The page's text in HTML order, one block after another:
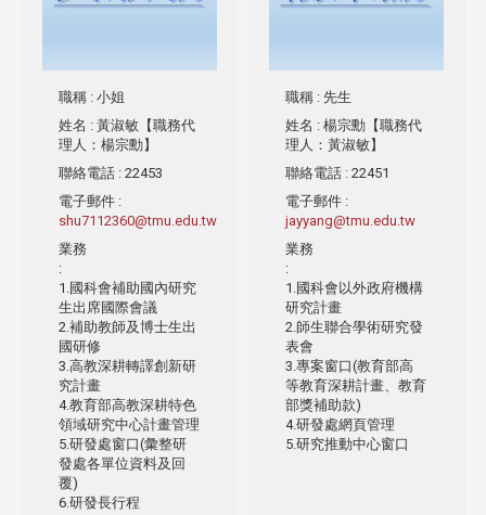
職稱 : 小姐
姓名 : 黃淑敏【職務代
理人：楊宗勳】
聯絡電話 : 22453
電子郵件 :
shu7112360@tmu.edu.tw
業務
:
1.國科會補助國內研究
生出席國際會議
2.補助教師及博士生出
國研修
3.高教深耕轉譯創新研
究計畫
4.教育部高教深耕特色
領域研究中心計畫管理
5.研發處窗口(彙整研
發處各單位資料及回
覆)
6.研發長行程
職稱 : 先生
姓名 : 楊宗勳【職務代
理人：黃淑敏】
聯絡電話 : 22451
電子郵件 :
jayyang@tmu.edu.tw
業務
:
1.國科會以外政府機構
研究計畫
2.師生聯合學術研究發
表會
3.專案窗口(教育部高
等教育深耕計畫、教育
部獎補助款)
4.研發處網頁管理
5.研究推動中心窗口